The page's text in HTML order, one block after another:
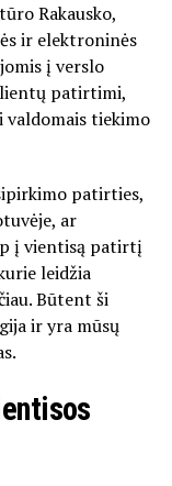
Rakausko,
ir elektroninės
į verslo
patirtimi,
tiekimo
patirties,
ar
į vientisą patirtį
leidžia
Būtent ši
ir yra mūsų